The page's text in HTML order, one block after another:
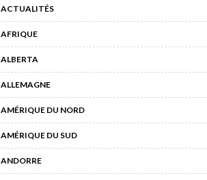
ACTUALITÉS
AFRIQUE
ALBERTA
ALLEMAGNE
AMÉRIQUE DU NORD
AMÉRIQUE DU SUD
ANDORRE